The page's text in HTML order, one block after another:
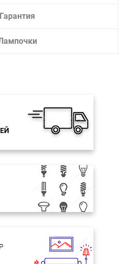
Гарантия